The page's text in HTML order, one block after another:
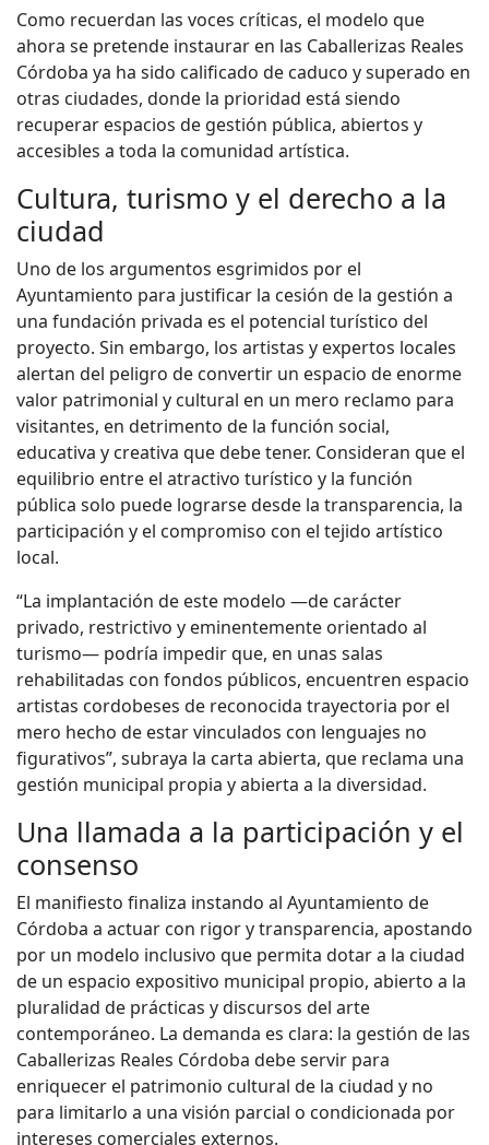
Como recuerdan las voces críticas, el modelo que
ahora se pretende instaurar en las Caballerizas Reales
Córdoba ya ha sido calificado de caduco y superado en
otras ciudades, donde la prioridad está siendo
recuperar espacios de gestión pública, abiertos y
accesibles a toda la comunidad artística.
Cultura, turismo y el derecho a la
ciudad
Uno de los argumentos esgrimidos por el
Ayuntamiento para justificar la cesión de la gestión a
una fundación privada es el potencial turístico del
proyecto. Sin embargo, los artistas y expertos locales
alertan del peligro de convertir un espacio de enorme
valor patrimonial y cultural en un mero reclamo para
visitantes, en detrimento de la función social,
educativa y creativa que debe tener. Consideran que el
equilibrio entre el atractivo turístico y la función
pública solo puede lograrse desde la transparencia, la
participación y el compromiso con el tejido artístico
local.
“La implantación de este modelo —de carácter
privado, restrictivo y eminentemente orientado al
turismo— podría impedir que, en unas salas
rehabilitadas con fondos públicos, encuentren espacio
artistas cordobeses de reconocida trayectoria por el
mero hecho de estar vinculados con lenguajes no
figurativos”, subraya la carta abierta, que reclama una
gestión municipal propia y abierta a la diversidad.
Una llamada a la participación y el
consenso
El manifiesto finaliza instando al Ayuntamiento de
Córdoba a actuar con rigor y transparencia, apostando
por un modelo inclusivo que permita dotar a la ciudad
de un espacio expositivo municipal propio, abierto a la
pluralidad de prácticas y discursos del arte
contemporáneo. La demanda es clara: la gestión de las
Caballerizas Reales Córdoba debe servir para
enriquecer el patrimonio cultural de la ciudad y no
para limitarlo a una visión parcial o condicionada por
intereses comerciales externos.